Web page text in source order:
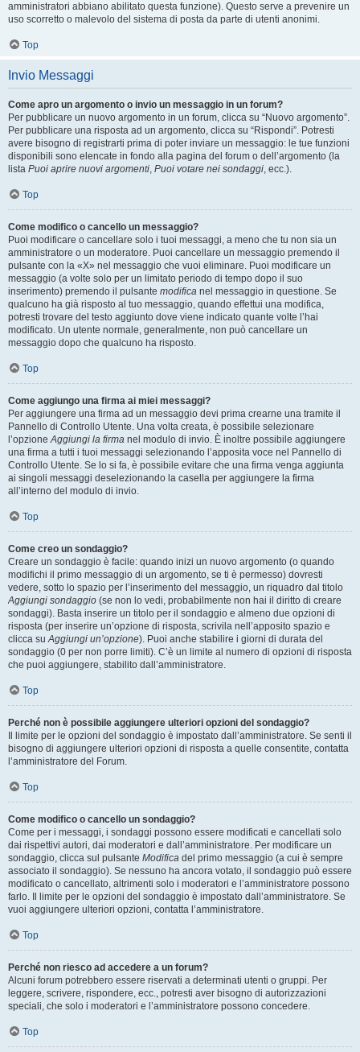
amministratori abbiano abilitato questa funzione). Questo serve a prevenire un
uso scorretto o malevolo del sistema di posta da parte di utenti anonimi.
Top
Invio Messaggi
Come apro un argomento o invio un messaggio in un forum?
Per pubblicare un nuovo argomento in un forum, clicca su “Nuovo argomento”.
Per pubblicare una risposta ad un argomento, clicca su “Rispondi”. Potresti
avere bisogno di registrarti prima di poter inviare un messaggio: le tue funzioni
disponibili sono elencate in fondo alla pagina del forum o dell’argomento (la
lista Puoi aprire nuovi argomenti, Puoi votare nei sondaggi, ecc.).
Top
Come modifico o cancello un messaggio?
Puoi modificare o cancellare solo i tuoi messaggi, a meno che tu non sia un
amministratore o un moderatore. Puoi cancellare un messaggio premendo il
pulsante con la «X» nel messaggio che vuoi eliminare. Puoi modificare un
messaggio (a volte solo per un limitato periodo di tempo dopo il suo
inserimento) premendo il pulsante modifica nel messaggio in questione. Se
qualcuno ha già risposto al tuo messaggio, quando effettui una modifica,
potresti trovare del testo aggiunto dove viene indicato quante volte l’hai
modificato. Un utente normale, generalmente, non può cancellare un
messaggio dopo che qualcuno ha risposto.
Top
Come aggiungo una firma ai miei messaggi?
Per aggiungere una firma ad un messaggio devi prima crearne una tramite il
Pannello di Controllo Utente. Una volta creata, è possibile selezionare
l’opzioneAggiungi la firma nel modulo di invio. È inoltre possibile aggiungere
una firma a tutti i tuoi messaggi selezionando l’apposita voce nel Pannello di
Controllo Utente. Se lo si fa, è possibile evitare che una firma venga aggiunta
ai singoli messaggi deselezionando la casella per aggiungere la firma
all’interno del modulo di invio.
Top
Come creo un sondaggio?
Creare un sondaggio è facile: quando inizi un nuovo argomento (o quando
modifichi il primo messaggio di un argomento, se ti è permesso) dovresti
vedere, sotto lo spazio per l’inserimento del messaggio, un riquadro dal titolo
Aggiungi sondaggio (se non lo vedi, probabilmente non hai il diritto di creare
sondaggi). Basta inserire un titolo per il sondaggio e almeno due opzioni di
risposta (per inserire un’opzione di risposta, scrivila nell’apposito spazio e
clicca suAggiungi un’opzione). Puoi anche stabilire i giorni di durata del
sondaggio (0 per non porre limiti). C’è un limite al numero di opzioni di risposta
che puoi aggiungere, stabilito dall’amministratore.
Top
Perché non è possibile aggiungere ulteriori opzioni del sondaggio?
Il limite per le opzioni del sondaggio è impostato dall’amministratore. Se senti il
bisogno di aggiungere ulteriori opzioni di risposta a quelle consentite, contatta
l’amministratore del Forum.
Top
Come modifico o cancello un sondaggio?
Come per i messaggi, i sondaggi possono essere modificati e cancellati solo
dai rispettivi autori, dai moderatori e dall’amministratore. Per modificare un
sondaggio, clicca sul pulsante Modifica del primo messaggio (a cui è sempre
associato il sondaggio). Se nessuno ha ancora votato, il sondaggio può essere
modificato o cancellato, altrimenti solo i moderatori e l’amministratore possono
farlo. Il limite per le opzioni del sondaggio è impostato dall’amministratore. Se
vuoi aggiungere ulteriori opzioni, contatta l’amministratore.
Top
Perché non riesco ad accedere a un forum?
Alcuni forum potrebbero essere riservati a determinati utenti o gruppi. Per
leggere, scrivere, rispondere, ecc., potresti aver bisogno di autorizzazioni
speciali, che solo i moderatori e l’amministratore possono concedere.
Top